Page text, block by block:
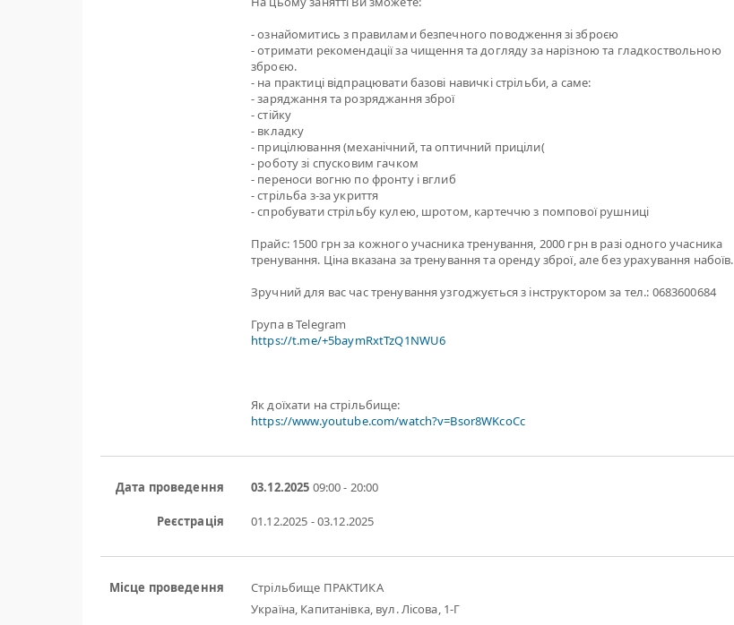
- ознайомитись з правилами безпечного поводження зі зброєю
- отримати рекомендації за чищення та догляду за нарізною та гладкоствольною
зброєю.
- на практиці відпрацювати базові навичкі стрільби, а саме:
- заряджання та розряджання зброї
- стійку
- вкладку
- прицілювання (механічний, та оптичний приціли(
- роботу зі спусковим гачком
- переноси вогню по фронту і вглиб
- стрільба з-за укриття
- спробувати стрільбу кулею, шротом, картеччю з помпової рушниці
Прайс: 1500 грн за кожного учасника тренування, 2000 грн в разі одного учасника
тренування. Ціна вказана за тренування та оренду зброї, але без урахування набоїв.
Зручний для вас час тренування узгоджується з інструктором за тел.: 0683600684
Група в Telegram
https://t.me/+5baymRxtTzQ1NWU6
Як доїхати на стрільбище:
https://www.youtube.com/watch?v=Bsor8WKcoCc
Дата проведення 03.12.2025 09:00 - 20:00
Реєстрація 01.12.2025 - 03.12.2025
Місце проведення
Стрільбище ПРАКТИКА
Україна, Капитанівка, вул. Лісова, 1-Г